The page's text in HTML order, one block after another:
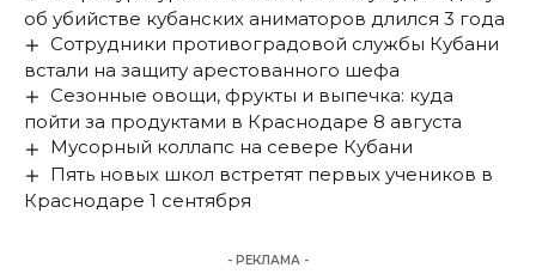
об убийстве кубанских аниматоров длился 3 года
Сотрудники противоградовой службы Кубани
встали на защиту арестованного шефа
Сезонные овощи, фрукты и выпечка: куда
пойти за продуктами в Краснодаре 8 августа
Мусорный коллапс на севере Кубани
Пять новых школ встретят первых учеников в
Краснодаре 1 сентября
- РЕКЛАМА -